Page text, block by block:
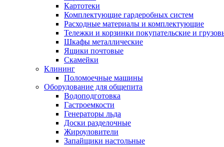
Картотеки
Комплектующие гардеробных систем
Расходные материалы и комплектующие
Тележки и корзинки покупательские и
Шкафы металлические
Ящики почтовые
Скамейки
Клининг
Поломоечные машины
Оборудование для общепита
Водоподготовка
Гастроемкости
Генераторы льда
Доски разделочные
Жироуловители
Запайщики настольные